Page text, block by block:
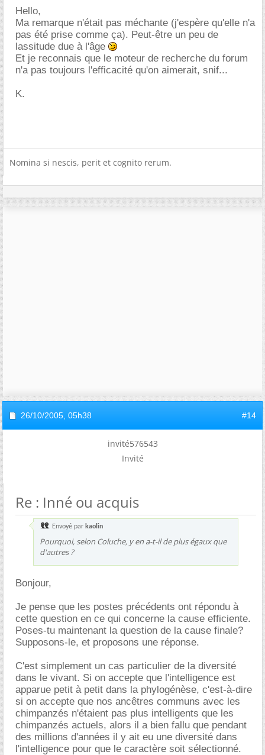
Hello,
Ma remarque n'était pas méchante (j'espère qu'elle n'a
pas été prise comme ça). Peut-être un peu de
lassitude due à l'âge
Et je reconnais que le moteur de recherche du forum
n'a pas toujours l'efficacité qu'on aimerait, snif...
K.
Nomina si nescis, perit et cognito rerum.
26/10/2005, 05h38 #14
invité576543
Invité
Re : Inné ou acquis
Envoyé par kaolin
Pourquoi, selon Coluche, y en a-t-il de plus égaux que
d'autres ?
Bonjour,
Je pense que les postes précédents ont répondu à
cette question en ce qui concerne la cause efficiente.
Poses-tu maintenant la question de la cause finale?
Supposons-le, et proposons une réponse.
C'est simplement un cas particulier de la diversité
dans le vivant. Si on accepte que l'intelligence est
apparue petit à petit dans la phylogénèse, c'est-à-dire
si on accepte que nos ancêtres communs avec les
chimpanzés n'étaient pas plus intelligents que les
chimpanzés actuels, alors il a bien fallu que pendant
des millions d'années il y ait eu une diversité dans
l'intelligence pour que le caractère soit sélectionné.